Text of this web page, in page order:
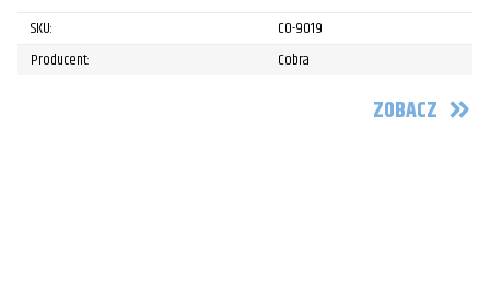
SKU:
CO-9019
Producent:
Cobra
ZOBACZ